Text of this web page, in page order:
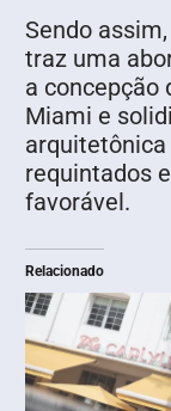
Sendo
traz uma
a concepção
Miami e
requintados
favorável.
Relacionado